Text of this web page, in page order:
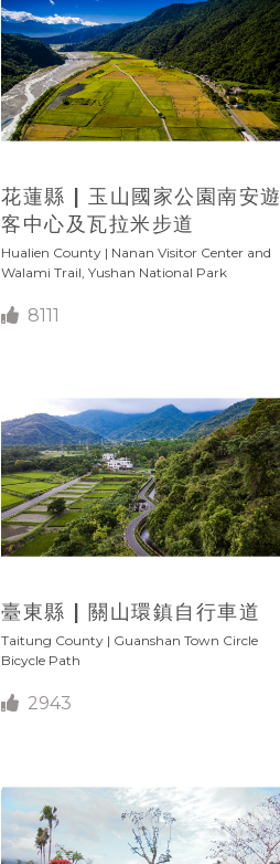
花蓮縣 | 玉山國家公園南安遊
客中心及瓦拉米步道
Hualien County | Nanan Visitor Center and
Walami Trail, Yushan National Park
8111
臺東縣 | 關山環鎮自行車道
Taitung County | Guanshan Town Circle
Bicycle Path
2943